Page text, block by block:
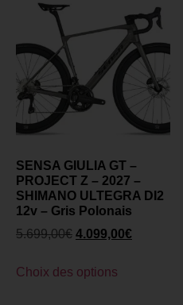
SENSA GIULIA GT –
PROJECT Z – 2027 –
SHIMANO ULTEGRA DI2
12v – Gris Polonais
5.699,00€ 4.099,00€
Choix des options